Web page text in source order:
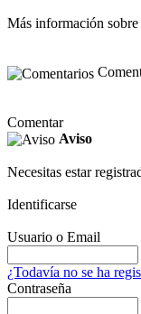
Más información sobre
Comentar
Aviso
Necesitas estar
Identificarse
Usuario o Email
¿Todavía no se ha
Contraseña